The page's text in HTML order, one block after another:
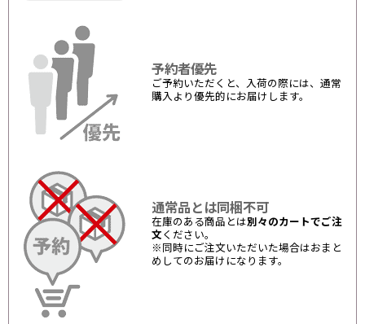
予約者優先
ご予約いただくと、入荷の際には、通常
購入より優先的にお届けします。
通常品とは同梱不可
在庫のある商品とは別々のカートでご注
文 ください。
※同時にご注文いただいた場合はおまと
めしてのお届けになります。